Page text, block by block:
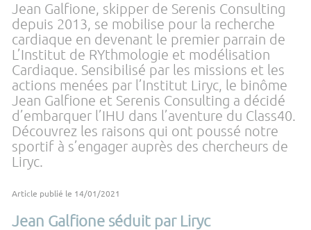
Jean Galfione, skipper de Serenis Consulting
depuis 2013, se mobilise pour la recherche
cardiaque en devenant le premier parrain de
L’Institut de RYthmologie et modélisation
Cardiaque. Sensibilisé par les missions et les
actions menées par l’Institut Liryc, le binôme
Jean Galfione et Serenis Consulting a décidé
d’embarquer l’IHU dans l’aventure du Class40.
Découvrez les raisons qui ont poussé notre
sportif à s’engager auprès des chercheurs de
Liryc.
Article publié le 14/01/2021
Jean Galfione séduit par Liryc